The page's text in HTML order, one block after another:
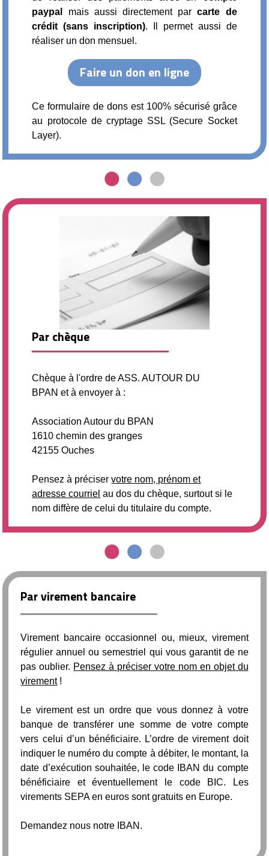
paypal
mais aussi directement parcarte de
crédit (sans inscription). Il permet aussi de
réaliser un don mensuel.
Ce formulaire de dons est 100% sécurisé grâce
au protocole de cryptage SSL (Secure Socket
Layer).
Par chèque
Chèque à l'ordre de ASS. AUTOUR DU
BPAN et à envoyer à :
Association Autour du BPAN
1610 chemin des granges
42155 Ouches
Pensez à préciservotre nom, prénom et
adresse courriel au dos du chèque, surtout si le
nom diffère de celui du titulaire du compte.
Par virement bancaire
Virement bancaire occasionnel ou, mieux, virement
régulier annuel ou semestriel qui vous garantit de ne
pas oublier. Pensez à préciser votre nom en objet du
virement!
Le virement est un ordre que vous donnez à votre
banque de transférer une somme de votre compte
vers celui d’un bénéficiaire. L’ordre de virement doit
indiquer le numéro du compte à débiter, le montant, la
date d’exécution souhaitée, le code IBAN du compte
bénéficiaire et éventuellement le code BIC. Les
virements SEPA en euros sont gratuits en Europe.
Demandez nous notre IBAN.